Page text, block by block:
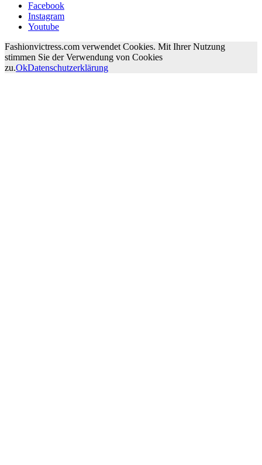
Facebook
Instagram
Youtube
Fashionvictress.com verwendet Cookies. Mit Ihrer Nutzung
stimmen Sie der Verwendung von Cookies
zu.OkDatenschutzerklärung